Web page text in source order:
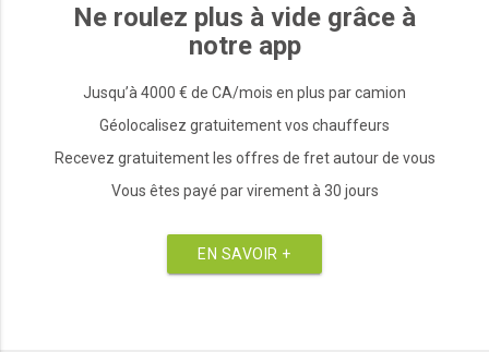
Ne roulez plus à vide grâce à
notre app
Jusqu’à 4000 € de CA/mois en plus par camion
Géolocalisez gratuitement vos chauffeurs
Recevez gratuitement les offres de fret autour de vous
Vous êtes payé par virement à 30 jours
EN SAVOIR +